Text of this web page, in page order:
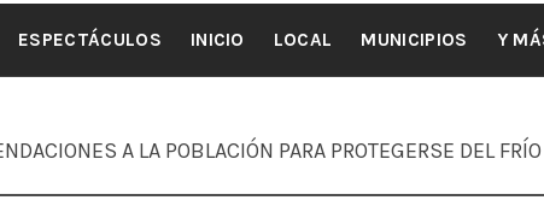
ESPECTÁCULOS INICIO LOCAL MUNICIPIOS Y
A LA POBLACIÓN PARA PROTEGERSE DEL FRÍO